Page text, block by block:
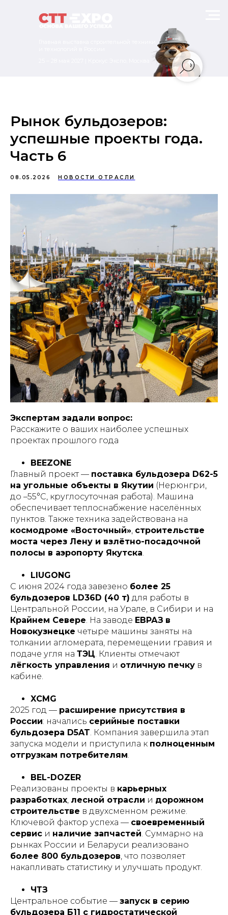
Рынок бульдозеров:
успешные проекты года.
Часть 6
08.05.2026 НОВОСТИ ОТРАСЛИ
Экспертам задали вопрос:
Расскажите о ваших наиболее успешных
проектах прошлого года
BEEZONE
Главный проект — поставка бульдозера D62-5
на угольные объекты в Якутии (Нерюнгри,
до –55°C, круглосуточная работа). Машина
обеспечивает теплоснабжение населённых
пунктов. Также техника задействована на
космодроме «Восточный», строительстве
моста через Лену и взлётно-посадочной
полосы в аэропорту Якутска.
LIUGONG
С июня 2024 года завезено более 25
бульдозеров LD36D (40 т) для работы в
Центральной России, на Урале, в Сибири и на
Крайнем Севере. На заводе ЕВРАЗ в
Новокузнецке четыре машины заняты на
толкании агломерата, перемещении гравия и
подаче угля на ТЭЦ. Клиенты отмечают
лёгкость управления и отличную печку в
кабине.
XCMG
2025 год — расширение присутствия в
России: начались серийные поставки
бульдозера D5AT. Компания завершила этап
запуска модели и приступила к полноценным
отгрузкам потребителям.
BEL-DOZER
Реализованы проекты в карьерных
разработках, лесной отрасли и дорожном
строительстве в двухсменном режиме.
Ключевой фактор успеха — своевременный
сервис и наличие запчастей. Суммарно на
рынках России и Беларуси реализовано
более 800 бульдозеров, что позволяет
накапливать статистику и улучшать продукт.
ЧТЗ
Центральное событие — запуск в серию
бульдозера Б11 с гидростатической